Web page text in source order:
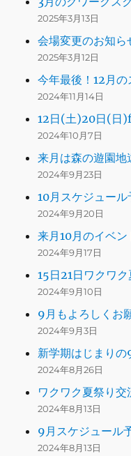
2025年3月13日
会場変更のお知ら
2025年3月12日
今年最後！12月の
2024年11月14日
12日(土)20日(日
2024年10月7日
来月は森の遊園地
2024年9月23日
10月スケジュール
2024年9月20日
来月10月のイベ
2024年9月17日
15日21日ワクワ
2024年9月10日
9月もよろしくお
2024年9月3日
新学期はじまり
2024年8月26日
ワクワク夏祭り交
2024年8月13日
9月スケジュール
2024年8月13日